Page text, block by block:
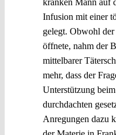
Infusion mit einer
gelegt. Obwohl
öffnete, nahm der
mittelbarer
mehr, dass der
Unterstützung
durchdachten
Anregungen dazu